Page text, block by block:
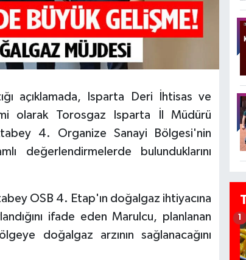
açıklamada, Isparta Deri İhtisas ve
olarak Torosgaz Isparta İl Müdürü
4. Organize Sanayi Bölgesi'nin
değerlendirmelerde bulunduklarını
OSB 4. Etap'ın doğalgaz ihtiyacına
ifade eden Marulcu, planlanan
doğalgaz arzının sağlanacağını
1